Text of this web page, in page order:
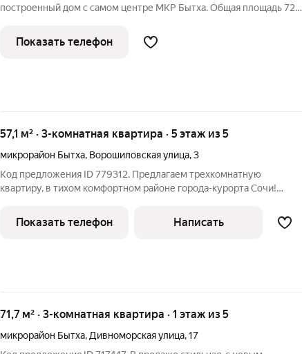
построенный дом с самом центре МКР Бытха. Общая площадь 72.2
вид зелень. Самая богатая инфраструктура, рядом в 1-10 мин
ходьбы есть
Показать телефон
57,1 м² · 3-комнатная квартира · 5 этаж из 5
микрорайон Бытха, Ворошиловская улица,3
Код предложения ID 779312. Предлагаем трехкомнатную
квартиру, в тихом комфортном районе города-курорта Сочи!
с тремя балконами, с великолепным видом из окна на море и в
зеленый тихий
Показать телефон Написать
71,7 м² · 3-комнатная квартира · 1 этаж из 5
микрорайон Бытха, Дивноморская улица,17